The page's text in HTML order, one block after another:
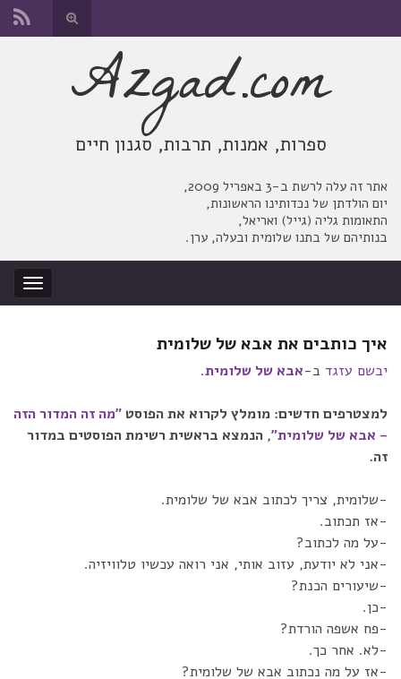
החלף
טופס
אתר זה עלה לרשת ב-3 באפריל 2009,
יום הולדתן של נכדותינו הראשונות,
התאומות גליה (גייל) ואריאל,
בנותיהם של בתנו שלומית ובעלה, ערן.
החלף
ניווט
Azgad.com
ספרות, אמנות, תרבות, סגנון חיים
איך כותבים את אבא של שלומית
יבשם עזגד ב-אבא של שלומית.
למצטרפים חדשים: מומלץ לקרוא את הפוסט"מה זה המדור הזה
– אבא של שלומית", הנמצא בראשית רשימת הפוסטים במדור
זה.
-שלומית, צריך לכתוב אבא של שלומית.
-אז תכתוב.
-על מה לכתוב?
-אני לא יודעת, עזוב אותי, אני רואה עכשיו טלוויזיה.
-שיעורים הכנת?
-כן.
-פח אשפה הורדת?
-לא. אחר כך.
-אז על מה נכתוב אבא של שלומית?